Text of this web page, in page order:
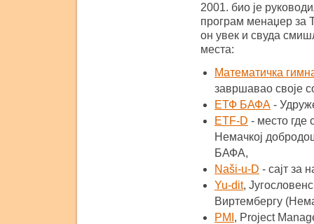
2001. био је
програм менаџер за
он увек и свуда
места:
Математичка
завршавао своје
EТФ БАФА -
ETF-D - место где
Немачкој
БАФА,
Naši-u-D - сајт за
Yu-dit,
Виртембергу
PMI , Project